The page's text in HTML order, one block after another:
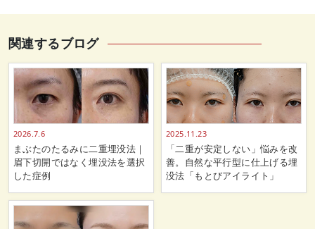
関連するブログ
2026.7.6
まぶたのたるみに二重埋没法｜
眉下切開ではなく埋没法を選択
した症例
2025.11.23
「二重が安定しない」悩みを改
善。自然な平行型に仕上げる埋
没法「もとびアイライト」